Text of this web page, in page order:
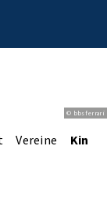
© bbsferrari
Vereine